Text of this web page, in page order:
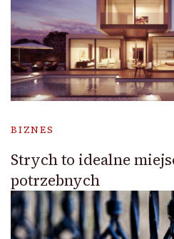
BIZNES
Strych to idealne
potrzebnych